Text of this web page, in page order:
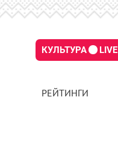
КУЛЬТУРА LIVE
РЕЙТИНГИ